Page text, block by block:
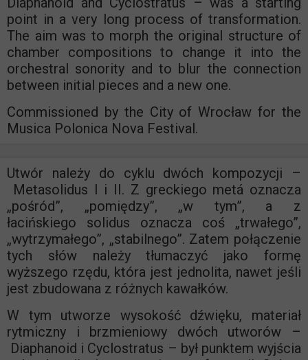
point in a very long process of transformation.
The aim was to morph the original structure of
chamber compositions to change it into the
orchestral sonority and to blur the connection
between initial pieces and a new one.
Commissioned by the City of Wrocław for the
Musica Polonica Nova Festival.
Utwór należy do cyklu dwóch kompozycji –
Metasolidus I i II. Z greckiego metá oznacza
„pośród”, „pomiędzy”, „w tym”, a z
łacińskiego solidus oznacza coś „trwałego”,
„wytrzymałego”, „stabilnego”. Zatem połączenie
tych słów należy tłumaczyć jako formę
wyższego rzędu, która jest jednolita, nawet jeśli
jest zbudowana z różnych kawałków.
W tym utworze wysokość dźwięku, materiał
rytmiczny i brzmieniowy dwóch utworów –
Diaphanoid i Cyclostratus – był punktem wyjścia